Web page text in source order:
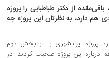
از دکتر طباطبایی را پروژه
هم دارد، به نظرتان این پروژه چه
پروژه ایرانشهری را در بخش دوم
این پروژه صحبت کردند. در